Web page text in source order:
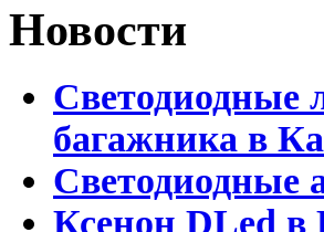
Новости
Светодиодные
багажника в
Светодиодные
Ксенон DLed в